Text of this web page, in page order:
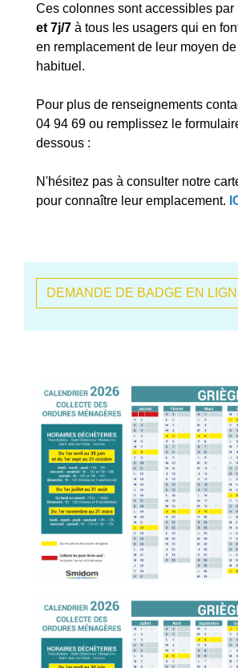
Ces colonnes sont accessibles par
et 7j/7 à tous les usagers qui en
en remplacement de leur moyen
habituel.
Pour plus de renseignements
04 94 69 ou remplissez le
dessous :
N'hésitez pas à consulter notre
pour connaître leur emplacement.
DEMANDE DE BADGE EN